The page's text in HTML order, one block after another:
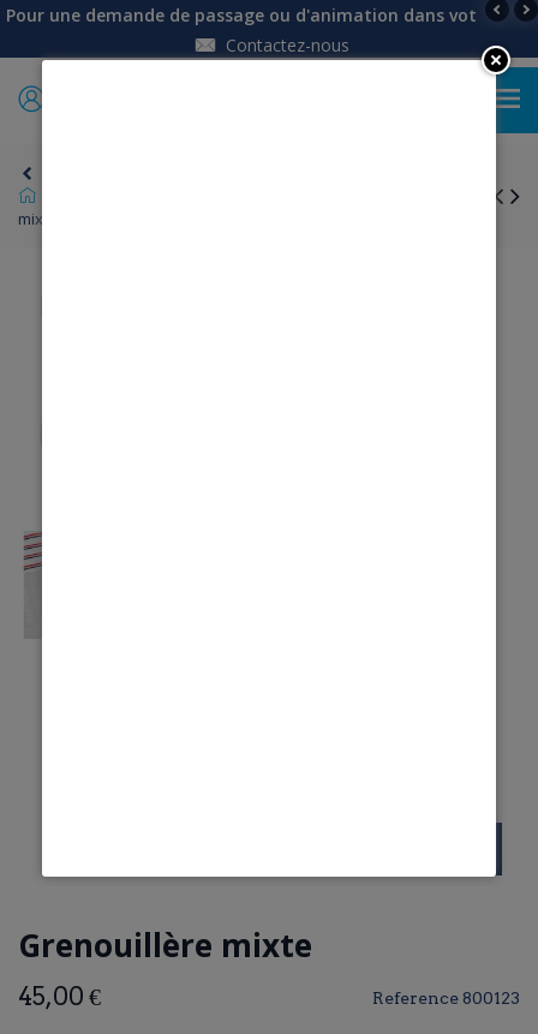
Pour une demande de passage ou d'animation dans votre
Contactez-nous
mixte
Grenouillère mixte
Reference 800123
45,00 €